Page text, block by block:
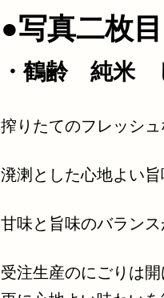
●写真二枚目
・鶴齢 純米
搾りたてのフレッシュ
溌溂とした心地よい
甘味と旨味のバラン
受注生産のにごりは開